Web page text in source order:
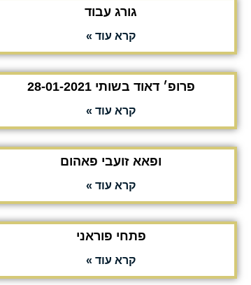
גורג עבוד
קרא עוד »
פרופ׳ דאוד בשותי 28-01-2021
קרא עוד »
ופאא זועבי פאהום
קרא עוד »
פתחי פוראני
קרא עוד »